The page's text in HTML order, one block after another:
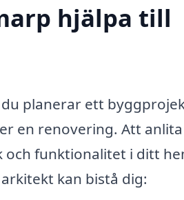
hjälpa till
planerar ett
en renovering. Att
och funktionalitet i ditt
kan bistå dig: